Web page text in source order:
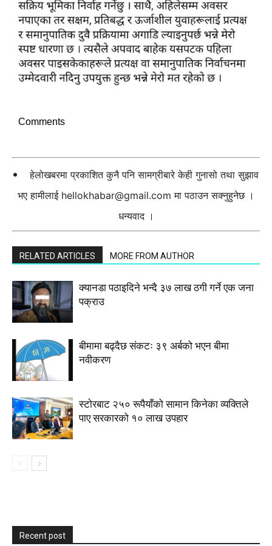
Comments
हेलोखबरमा प्रकाशित कुनै पनि सामग्रीबारे केही गुनासो तथा सुझाव
भए हामीलाई hellokhabar@gmail.com मा पठाउन सक्नुहुनेछ ।
धन्यवाद ।
RELATED ARTICLES MORE FROM AUTHOR
क्यानडा पठाइदिने भन्दै ३७ लाख ठगी गर्ने एक जना
पक्राउ
बीमामा बढ्दैछ संकटः ३९ अर्बको भएन बीमा
नवीकरण
स्टाेरबाट २५० रूपैयाँको सामान किनेका व्यक्तिले
पाए सरकारको १० लाख उपहार
Recent post